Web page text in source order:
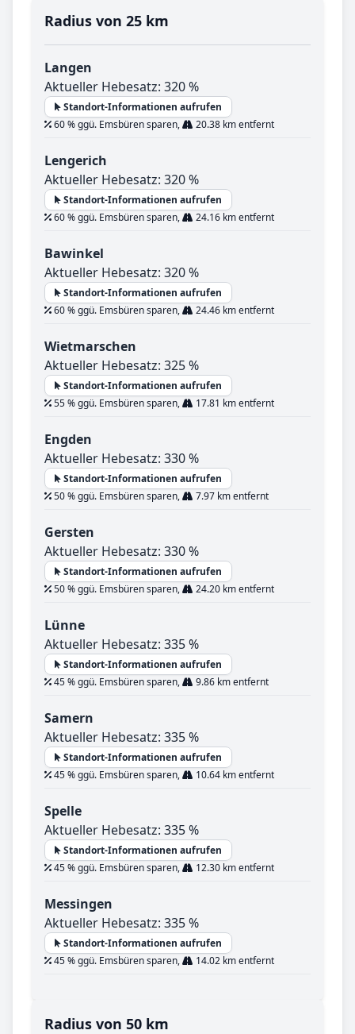
Radius von 25 km
Langen
Aktueller Hebesatz: 320 %
Standort-Informationen aufrufen
60 % ggü. Emsbüren sparen,
20.38 km entfernt
Lengerich
Aktueller Hebesatz: 320 %
Standort-Informationen aufrufen
60 % ggü. Emsbüren sparen,
24.16 km entfernt
Bawinkel
Aktueller Hebesatz: 320 %
Standort-Informationen aufrufen
60 % ggü. Emsbüren sparen,
24.46 km entfernt
Wietmarschen
Aktueller Hebesatz: 325 %
Standort-Informationen aufrufen
55 % ggü. Emsbüren sparen,
17.81 km entfernt
Engden
Aktueller Hebesatz: 330 %
Standort-Informationen aufrufen
50 % ggü. Emsbüren sparen,
7.97 km entfernt
Gersten
Aktueller Hebesatz: 330 %
Standort-Informationen aufrufen
50 % ggü. Emsbüren sparen,
24.20 km entfernt
Lünne
Aktueller Hebesatz: 335 %
Standort-Informationen aufrufen
45 % ggü. Emsbüren sparen,
9.86 km entfernt
Samern
Aktueller Hebesatz: 335 %
Standort-Informationen aufrufen
45 % ggü. Emsbüren sparen,
10.64 km entfernt
Spelle
Aktueller Hebesatz: 335 %
Standort-Informationen aufrufen
45 % ggü. Emsbüren sparen,
12.30 km entfernt
Messingen
Aktueller Hebesatz: 335 %
Standort-Informationen aufrufen
45 % ggü. Emsbüren sparen,
14.02 km entfernt
Radius von 50 km